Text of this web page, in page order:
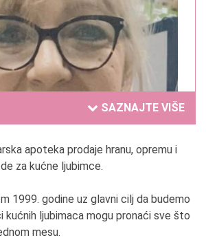
Nataša Antić
trenutku došli na ideju da
SAZNAJTE VIŠE
apoteka prodaje hranu, opremu i
za kućne ljubimce.
1999. godine uz glavni cilj da budemo
kućnih ljubimaca mogu pronaći sve što
mesu.